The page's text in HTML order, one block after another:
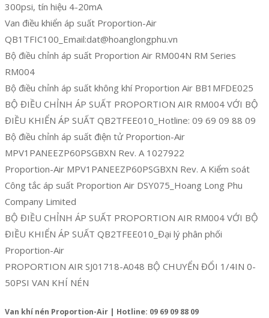
300psi, tín hiệu 4-20mA
Van điều khiển áp suất Proportion-Air
QB1TFIC100_Email:dat@hoanglongphu.vn
Bộ điều chỉnh áp suất Proportion Air RM004N RM Series
RM004
Bộ điều chỉnh áp suất không khí Proportion Air BB1MFDE025
BỘ ĐIỀU CHỈNH ÁP SUẤT PROPORTION AIR RM004 VỚI BỘ
ĐIỀU KHIỂN ÁP SUẤT QB2TFEE010_Hotline: 09 69 09 88 09
Bộ điều chỉnh áp suất điện tử Proportion-Air
MPV1PANEEZP60PSGBXN Rev. A 1027922
Proportion-Air MPV1PANEEZP60PSGBXN Rev. A Kiểm soát
Công tắc áp suất Proportion Air DSY075_Hoang Long Phu
Company Limited
BỘ ĐIỀU CHỈNH ÁP SUẤT PROPORTION AIR RM004 VỚI BỘ
ĐIỀU KHIỂN ÁP SUẤT QB2TFEE010_Đại lý phân phối
Proportion-Air
PROPORTION AIR SJ01718-A048 BỘ CHUYỂN ĐỔI 1/4IN 0-
50PSI VAN KHÍ NÉN
Van khí nén Proportion-Air | Hotline: 09 69 09 88 09